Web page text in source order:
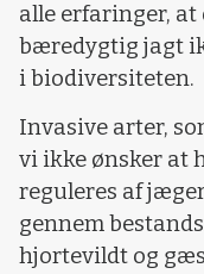
alle erfaringer, at
bæredygtig jagt
i biodiversiteten.
Invasive arter,
vi ikke ønsker at
reguleres af
gennem
hjortevildt og